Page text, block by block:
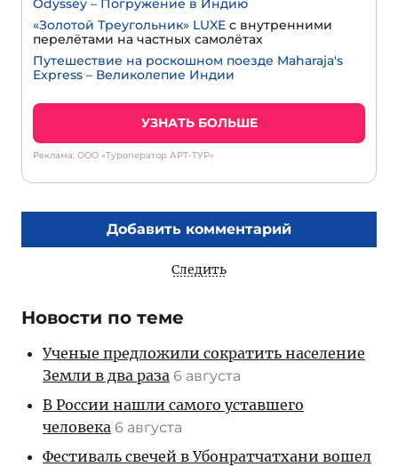
Odyssey – Погружение в Индию
«Золотой Треугольник» LUXE с внутренними
перелётами на частных самолётах
Путешествие на роскошном поезде Maharaja's
Express – Великолепие Индии
УЗНАТЬ БОЛЬШЕ
Реклама: ООО «Туроператор АРТ-ТУР»
Добавить комментарий
Следить
Новости по теме
Ученые предложили сократить население
Земли в два раза 6 августа
В России нашли самого уставшего
человека 6 августа
Фестиваль свечей в Убонратчатхани вошел